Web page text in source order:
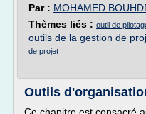
Par : MOHAMED
Thèmes liés : outil de
outils de la gestion de
de projet
Outils